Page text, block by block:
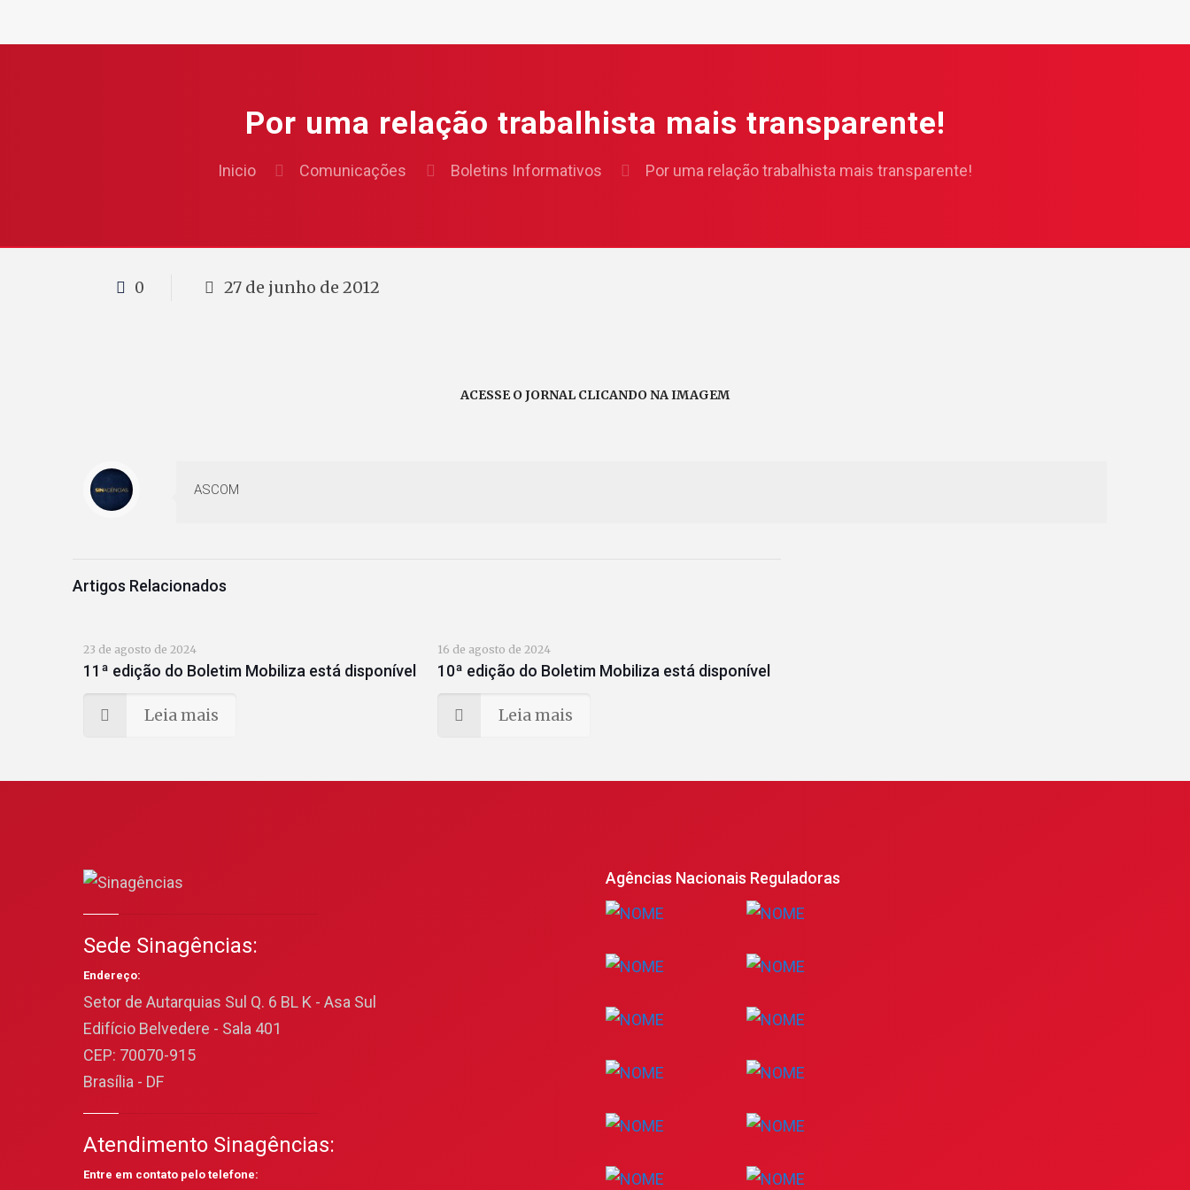
Por uma relação trabalhista mais transparente!
Inicio Comunicações Boletins Informativos Por uma relação trabalhista mais transparente!
0 27 de junho de 2012
ACESSE O JORNAL CLICANDO NA IMAGEM
ASCOM
Artigos Relacionados
23 de agosto de 2024
11ª edição do Boletim Mobiliza está disponível
Leia mais
16 de agosto de 2024
10ª edição do Boletim Mobiliza está disponível
Leia mais
Sede Sinagências:
Endereço:
Setor de Autarquias Sul Q. 6 BL K - Asa Sul
Edifício Belvedere - Sala 401
CEP: 70070-915
Brasília - DF
Atendimento Sinagências:
Entre em contato pelo telefone:
Agências Nacionais Reguladoras